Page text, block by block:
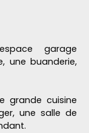
garage
une buanderie,
grande cuisine
une salle de